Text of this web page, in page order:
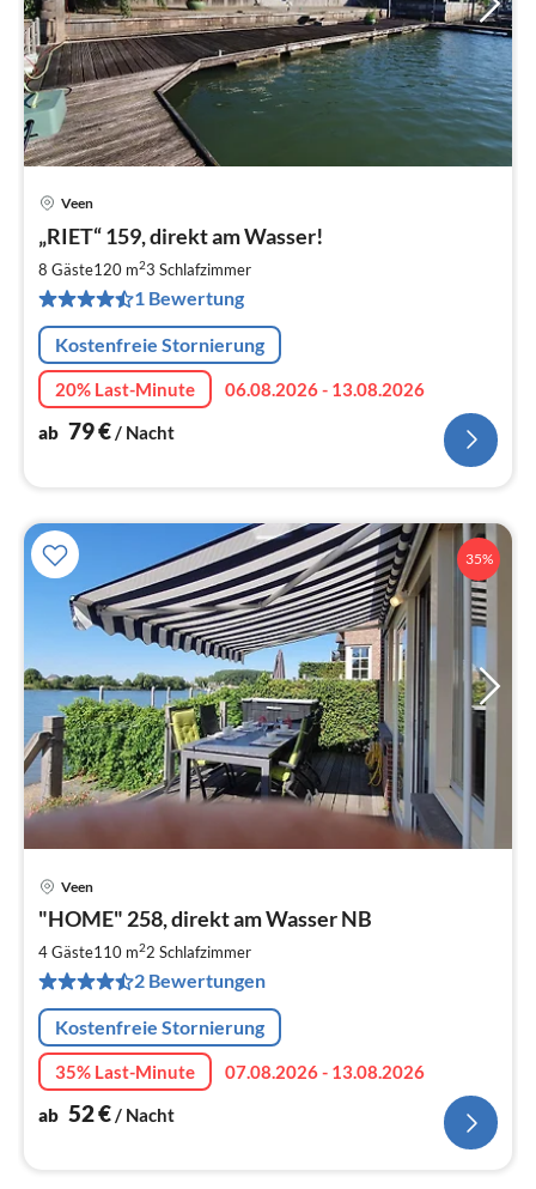
Veen
„RIET“ 159, direkt am Wasser!
8 Gäste120 m23 Schlafzimmer
1 Bewertung
Kostenfreie Stornierung
20% Last-Minute
06.08.2026 - 13.08.2026
ab 79€/ Nacht
35%
Veen
"HOME" 258, direkt am Wasser NB
4 Gäste110 m22 Schlafzimmer
2 Bewertungen
Kostenfreie Stornierung
35% Last-Minute
07.08.2026 - 13.08.2026
ab 52€/ Nacht